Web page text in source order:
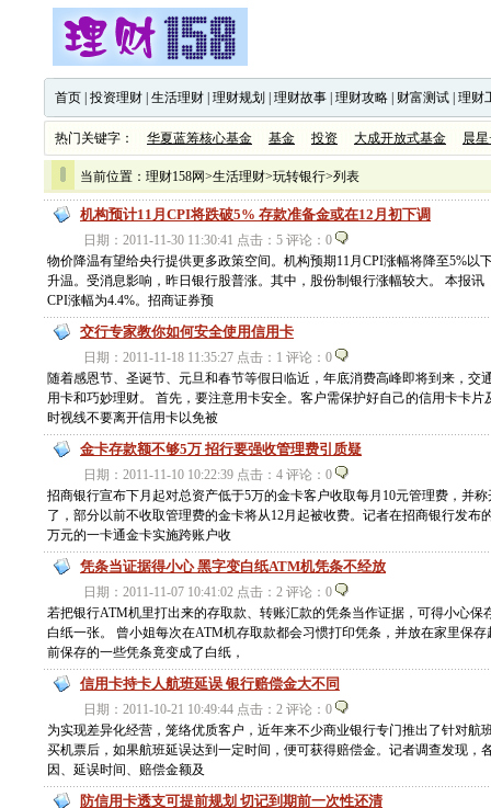
首页 投资理财 生活理财 理财规划 理财故事 理财攻略 财富测试 理财
热门关键字： 华夏蓝筹核心基金 基金 投资 大成开放式基金 晨
当前位置： 理财158网>生活理财>玩转银行>列表
机构预计11月CPI将跌破5% 存款准备金或在12月初下调
日期：2011-11-30 11:30:41 点击：5 评论：0
物价降温有望给央行提供更多政策空间。机构预期11月CPI涨幅将降至5%
升温。受消息影响，昨日银行股普涨。其中，股份制银行涨幅较大。 本报
CPI涨幅为4.4%。招商证券预
交行专家教你如何安全使用信用卡
日期：2011-11-18 11:35:27 点击：1 评论：0
随着感恩节、圣诞节、元旦和春节等假日临近，年底消费高峰即将到来，
用卡和巧妙理财。 首先，要注意用卡安全。客户需保护好自己的信用卡卡
时视线不要离开信用卡以免被
金卡存款额不够5万 招行要强收管理费引质疑
日期：2011-11-10 10:22:39 点击：4 评论：0
招商银行宣布下月起对总资产低于5万的金卡客户收取每月10元管理费，并
了，部分以前不收取管理费的金卡将从12月起被收费。记者在招商银行发
万元的一卡通金卡实施跨账户收
凭条当证据得小心 黑字变白纸ATM机凭条不经放
日期：2011-11-07 10:41:02 点击：2 评论：0
若把银行ATM机里打出来的存取款、转账汇款的凭条当作证据，可得小心
白纸一张。 曾小姐每次在ATM机存取款都会习惯打印凭条，并放在家里保
前保存的一些凭条竟变成了白纸，
信用卡持卡人航班延误 银行赔偿金大不同
日期：2011-10-21 10:49:44 点击：2 评论：0
为实现差异化经营，笼络优质客户，近年来不少商业银行专门推出了针对
买机票后，如果航班延误达到一定时间，便可获得赔偿金。记者调查发现，
因、延误时间、赔偿金额及
防信用卡透支可提前规划 切记到期前一次性还清